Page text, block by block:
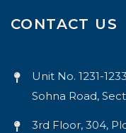
CONTACT US
Unit No. 1231-
Sohna Road,
3rd Floor, 304,